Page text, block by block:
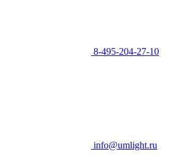
8-495-204-27-10
info@umlight.ru